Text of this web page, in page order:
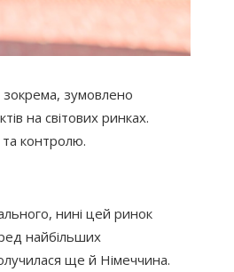
зокрема, зумовлено
на світових ринках.
та контролю.
нині цей ринок
найбільших
ще й Німеччина.